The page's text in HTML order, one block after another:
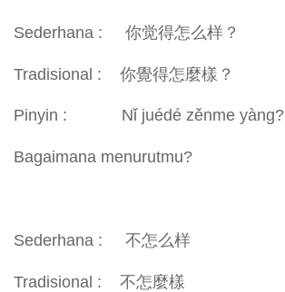
Sederhana : 你觉得怎么样？
Tradisional : 你覺得怎麼樣？
Pinyin : Nǐ juédé zěnme yàng?
Bagaimana menurutmu?
Sederhana : 不怎么样
Tradisional : 不怎麼樣